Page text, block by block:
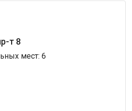
т 8
мест: 6